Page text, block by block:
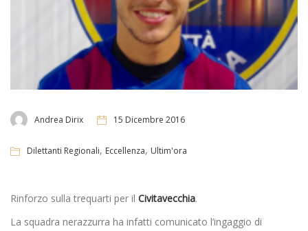
Andrea Dirix 15 Dicembre 2016
Dilettanti Regionali, Eccellenza, Ultim'ora
Rinforzo sulla trequarti per il Civitavecchia.
La squadra nerazzurra ha infatti comunicato l’ingaggio di